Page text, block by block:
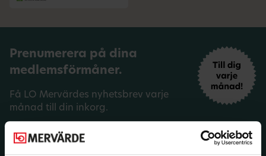
Prenumerera på dina
medlemsförmåner.
Få LO Mervärdes nyhetsbrev varje
månad till din inkorg.
E-post: